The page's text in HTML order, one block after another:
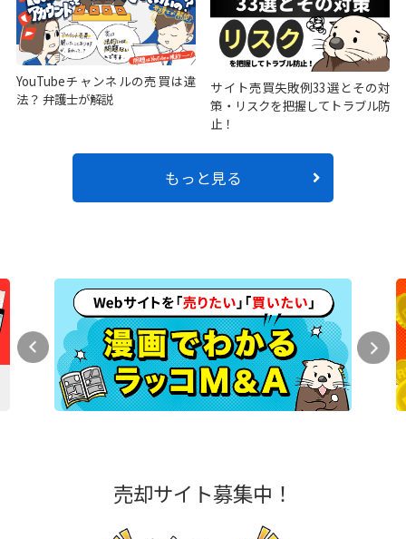
YouTubeチャンネルの売買は違
法？ 弁護士が解説
サイト売買失敗例33選とその対
策・リスクを把握してトラブル防
止！
もっと見る
売却サイト募集中！